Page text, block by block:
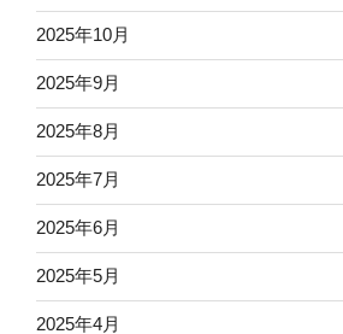
2025年10月
2025年9月
2025年8月
2025年7月
2025年6月
2025年5月
2025年4月